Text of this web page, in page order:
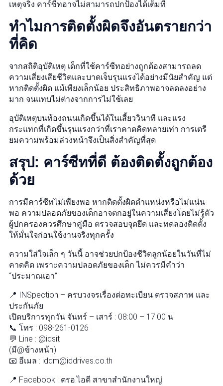
เหตุจริง คาร์ซีทอาจไม่สามารถปกป้องได้เต็มที่
ทำไมการติดตั้งผิดจึงอันตรายกว่า
ที่คิด
จากสถิติอุบัติเหตุ เด็กที่ใช้คาร์ซีทอย่างถูกต้องสามารถลด
ความเสี่ยงเสียชีวิตและบาดเจ็บรุนแรงได้อย่างมีนัยสำคัญ แต่
หากติดตั้งผิด แม้เพียงเล็กน้อย ประสิทธิภาพอาจลดลงอย่าง
มาก จนแทบไม่ต่างจากการไม่ใช้เลย
อุบัติเหตุบนท้องถนนเกิดขึ้นได้ในเสี้ยววินาที และแรง
กระแทกที่เกิดขึ้นรุนแรงกว่าที่เราคาดคิดหลายเท่า การเตรี
ยมความพร้อมล่วงหน้าจึงเป็นสิ่งสำคัญที่สุด
สรุป: คาร์ซีทที่ดี ต้องติดตั้งถูกต้อง
ด้วย
การมีคาร์ซีทไม่เพียงพอ หากติดตั้งผิดตำแหน่งหรือไม่แน่น
พอ ความปลอดภัยของเด็กอาจตกอยู่ในความเสี่ยงโดยไม่รู้ตัว
ผู้ปกครองควรศึกษาคู่มือ ตรวจสอบจุดยึด และทดลองติดตั้ง
ให้มั่นใจก่อนใช้งานจริงทุกครั้ง
ความใส่ใจเล็ก ๆ วันนี้ อาจช่วยปกป้องชีวิตลูกน้อยในวันที่ไม่
คาดคิด เพราะความปลอดภัยของเด็ก ไม่ควรมีคำว่า
“ประมาณเอา”
📍 INSpection – ครบวงจรเรื่องต่อทะเบียน ตรวจสภาพ และ
ประกันภัย
เปิดบริการทุกวัน จันทร์ – เสาร์ : 08:00 – 17:00 น.
📞 โทร : 098-261-0126
💬 Line : @idsit
(มี@ข้างหน้า)
📧 อีเมล : iddm@iddrives.co.th
📍 Facebook : ตรอ.ไอดี สาขาสำนักงานใหญ่